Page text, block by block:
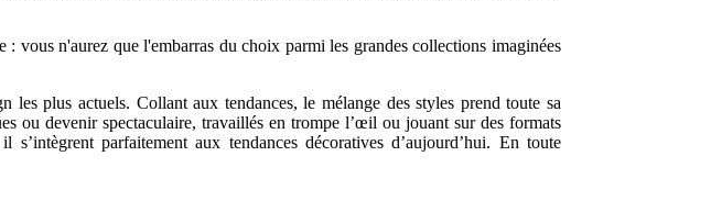
n'aurez que l'embarras du choix parmi les grandes collections imaginées
plus actuels. Collant aux tendances, le mélange des styles prend toute sa
ou devenir spectaculaire, travaillés en trompe l’œil ou jouant sur des formats
parfaitement aux tendances décoratives d’aujourd’hui. En toute